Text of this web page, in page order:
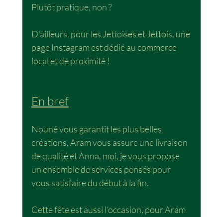
Plutôt pratique, non ?
D'ailleurs, pour les Jettoises et Jettois, une
page Instagram est dédié au commerce
local et de proximité !
En bref
Nouné vous garantit les plus belles
créations, Aram vous assure une livraison
de qualité et Anna, moi, je vous propose
un ensemble de services pensés pour
vous satisfaire du début à la fin.
Cette fête est aussi l’occasion, pour Aram